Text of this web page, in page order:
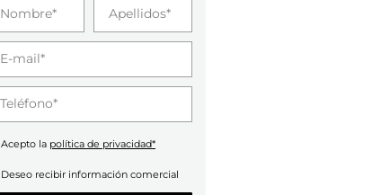
Acepto la política de privacidad*
Deseo recibir información comercial